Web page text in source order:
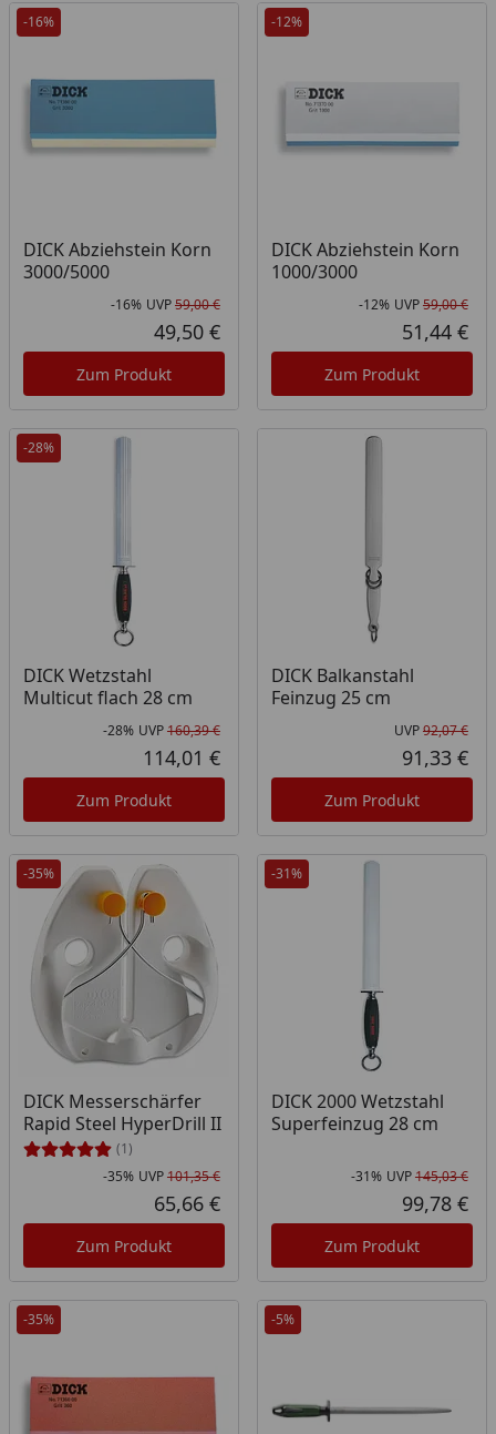
-16%
DICK Abziehstein Korn
3000/5000
Rabatt in Prozent
-16%
Ursprünglicher Preis
UVP59,00 €
Aktueller Preis
49,50 €
Zum Produkt
-12%
DICK Abziehstein Korn
1000/3000
-12% UVP59,00 €
51,44 €
Zum Produkt
-28%
DICK Wetzstahl
Multicut flach 28 cm
Rabatt in Prozent
-28%
Ursprünglicher Preis
UVP160,39 €
Aktueller Preis
114,01 €
Zum Produkt
DICK Balkanstahl
Feinzug 25 cm
UVP92,07 €
91,33 €
Zum Produkt
-35%
DICK Messerschärfer
Rapid Steel HyperDrill II
(1)
Rabatt in Prozent
-35%
Ursprünglicher Preis
UVP101,35 €
Aktueller Preis
65,66 €
Zum Produkt
-31%
DICK 2000 Wetzstahl
Superfeinzug 28 cm
-31% UVP145,03 €
99,78 €
Zum Produkt
-35% -5%